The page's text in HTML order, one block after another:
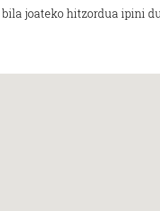
joateko hitzordua ipini